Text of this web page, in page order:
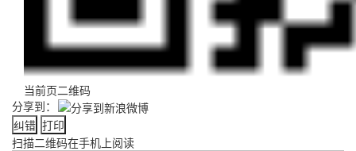
当前页二维码
分享到：
纠错 打印
扫描二维码在手机上阅读